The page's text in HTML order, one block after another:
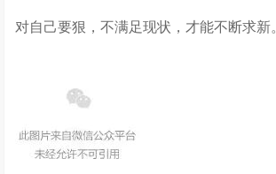
对自己要狠，不满足现状，才能不断求新。